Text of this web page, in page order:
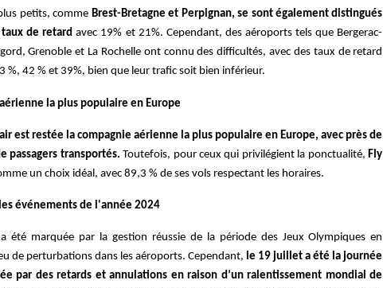
petits, comme Brest-Bretagne et Perpignan, se sont également distingués
taux de retardavec 19% et 21%. Cependant, des aéroports tels que Bergerac-
Grenoble et La Rochelle ont connu des difficultés, avec des taux de retard
%, 42 % et 39%, bien que leur trafic soit bien inférieur.
la plus populaire en Europe
est restée la compagnie aérienne la plus populaire en Europe, avec près de
passagers transportés. Toutefois, pour ceux qui privilégient la ponctualité, Fly
un choix idéal, avec 89,3 % de ses vols respectant les horaires.
événements de l'année 2024
été marquée par la gestion réussie de la période des Jeux Olympiques en
de perturbations dans les aéroports. Cependant, le 19 juillet a été la journée
par des retards et annulations en raison d’un ralentissement mondial de